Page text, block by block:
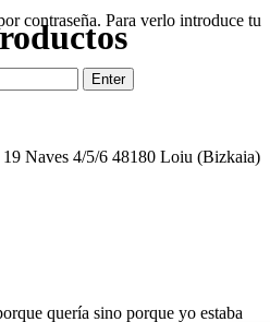
contraseña. Para verlo introduce tu
Naves 4/5/6 48180 Loiu (Bizkaia)
quería sino porque yo estaba